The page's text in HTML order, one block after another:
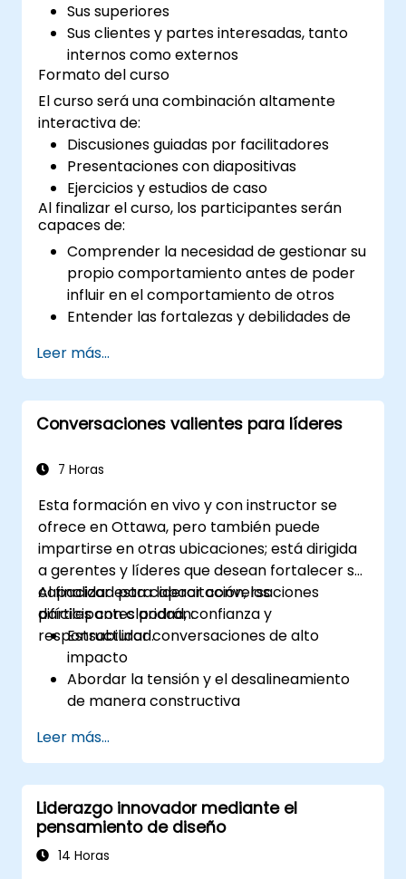
Sus superiores
Sus clientes y partes interesadas, tanto
internos como externos
Formato del curso
El curso será una combinación altamente
interactiva de:
Discusiones guiadas por facilitadores
Presentaciones con diapositivas
Ejercicios y estudios de caso
Al finalizar el curso, los participantes serán
capaces de:
Comprender la necesidad de gestionar su
propio comportamiento antes de poder
influir en el comportamiento de otros
Entender las fortalezas y debilidades de
disponibles
Gestionar a sus clientes y partes
interesadas, tanto internos como
externos
difíciles que puedan encontrar en la
Leer más...
Conversaciones valientes para líderes
7 Horas
Esta formación en vivo y con instructor se
ofrece en Ottawa, pero también puede
impartirse en otras ubicaciones; está dirigida
a gerentes y líderes que desean fortalecer su
capacidad para liderar conversaciones
difíciles con claridad, confianza y
responsabilidad.
Al finalizar esta capacitación, los
participantes podrán:
Estructurar conversaciones de alto
impacto
Abordar la tensión y el desalineamiento
de manera constructiva
del equipo
Liderar con claridad bajo presión
Leer más...
Liderazgo innovador mediante el
pensamiento de diseño
14 Horas